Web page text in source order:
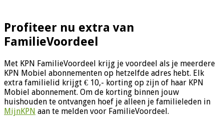
Profiteer nu extra van
FamilieVoordeel
Met KPN FamilieVoordeel krijg je voordeel als je meerdere
KPN Mobiel abonnementen op hetzelfde adres hebt. Elk
extra familielid krijgt € 10,- korting op zijn of haar KPN
Mobiel abonnement. Om de korting binnen jouw
huishouden te ontvangen hoef je alleen je familieleden in
MijnKPN aan te melden voor FamilieVoordeel.